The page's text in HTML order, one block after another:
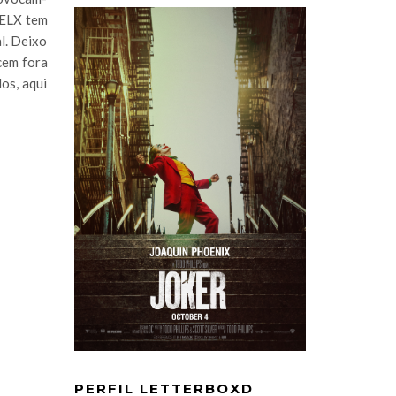
tem
Deixo
fora
aqui
PERFIL LETTERBOXD